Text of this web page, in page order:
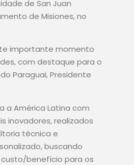
de San Juan
de Misiones, no
importante momento
com destaque para o
Paraguai, Presidente
a América Latina com
inovadores, realizados
técnica e
buscando
benefício para os